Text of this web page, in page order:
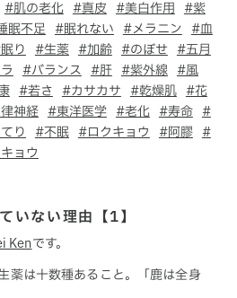
Language
#肌の老化 #真皮 #美白作用
#紫
眠不足 #眠れない #メラニン
#血
り #生薬 #加齢 #のぼせ
#五月
#バランス #肝 #紫外線
#風
#若さ #カサカサ #乾燥肌
#花
神経 #東洋医学 #老化 #寿命
#
り #不眠 #ロクキョウ #阿膠
#
ョウ
いない理由【1】
Kenです。
薬は十数種あること。「鹿は全身